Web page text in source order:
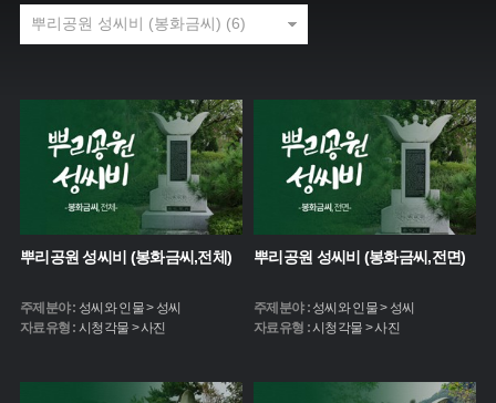
뿌리공원 성씨비 (봉화금씨,전체)
주제분야 : 성씨와 인물 > 성씨
자료유형 : 시청각물 > 사진
뿌리공원 성씨비 (봉화금씨,전면)
주제분야 :성씨와 인물 > 성씨
자료유형 :시청각물 > 사진